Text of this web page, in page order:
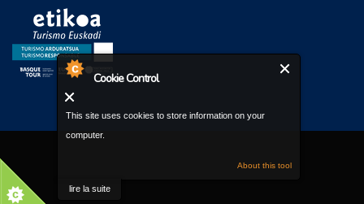
Cookie Control
This site uses cookies to store information on your
computer.
About this tool
lire la suite